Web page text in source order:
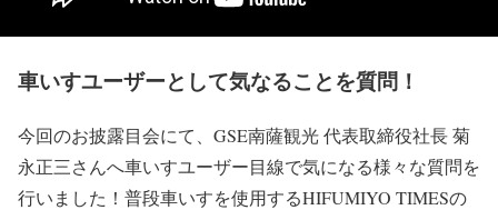
車いすユーザーとして気なることを質問！
今回のお披露目会にて、GSE南薩観光 代表取締役社長 菊
永正三さんへ車いすユーザー目線で気になる様々な質問を
行いました！普段車いすを使用するHIFUMIYO TIMESの